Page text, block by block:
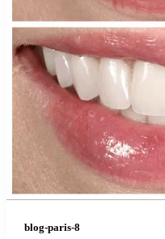
blog-paris-8